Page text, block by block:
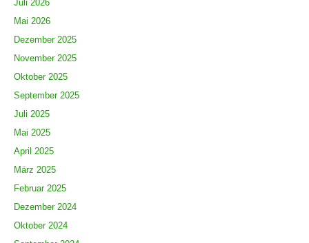
Juli 2026
Mai 2026
Dezember 2025
November 2025
Oktober 2025
September 2025
Juli 2025
Mai 2025
April 2025
März 2025
Februar 2025
Dezember 2024
Oktober 2024